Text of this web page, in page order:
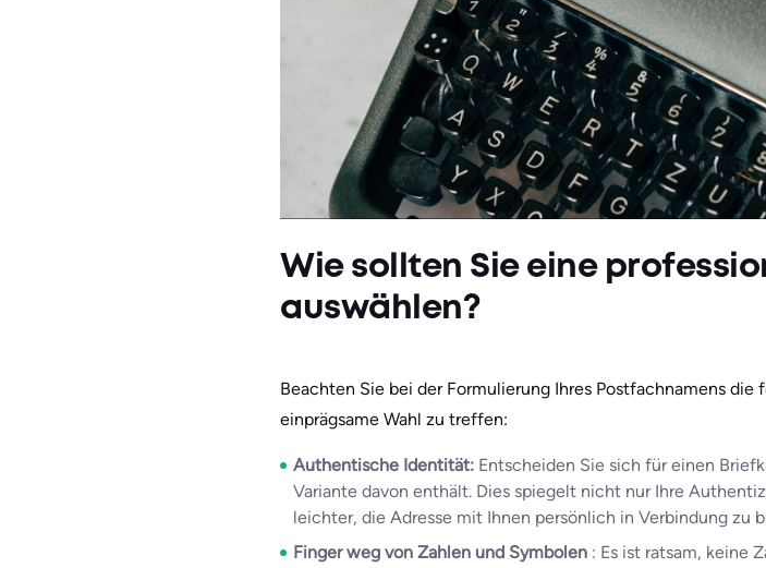
Wie sollten Sie eine
auswählen?
Beachten Sie bei der Formulierung Ihres Postfachnamens
einprägsame Wahl zu treffen:
Authentische Identität: Entscheiden Sie sich für einen
Variante davon enthält. Dies spiegelt nicht nur Ihre
leichter, die Adresse mit Ihnen persönlich in Verbindung zu
Finger weg von Zahlen und Symbolen : Es ist ratsam, keine